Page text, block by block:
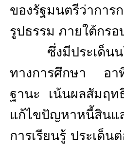
ของรัฐมนตรีว่าการ
รูปธรรม ภายใต้กร
ซึ่งมีประเด็นนโ
ทางการศึกษา อา
ฐานะ เน้นผลสัมฤท
แก้ไขปัญหาหนี้สินแ
การเรียนรู้ ประเด็